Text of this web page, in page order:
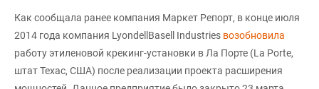
Как сообщала ранее компания Маркет Репорт, в конце июля
2014 года компания LyondellBasell Industries возобновила
работу этиленовой крекинг-установки в Ла Порте (La Porte,
штат Техас, США) после реализации проекта расширения